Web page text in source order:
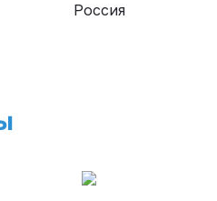
Россия